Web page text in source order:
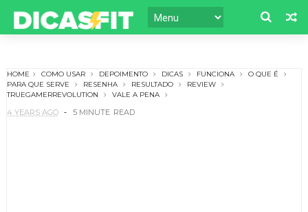
HOME COMO USAR DEPOIMENTO DICAS FUNCIONA
O QUE É
PARA QUE SERVE
RESENHA RESULTADO
REVIEW
TRUEGAMERREVOLUTION
VALE A PENA
4 YEARS AGO 5 MINUTE READ